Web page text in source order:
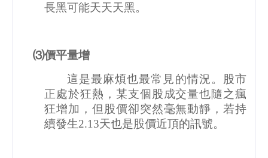
長黑可能天天天黑。
⑶價平量增
這是最麻煩也最常見的情況。股市
正處於狂熱，某支個股成交量也隨之瘋
狂增加，但股價卻突然毫無動靜，若持
續發生2.13天也是股價近頂的訊號。